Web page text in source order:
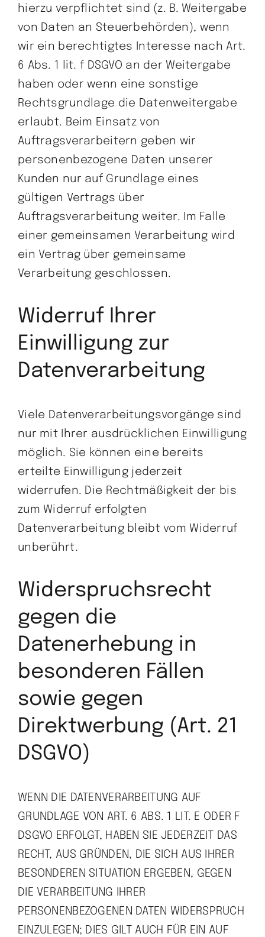
hierzu verpflichtet sind (z. B. Weitergabe
von Daten an Steuerbehörden), wenn
wir ein berechtigtes Interesse nach Art.
6 Abs. 1 lit. f DSGVO an der Weitergabe
haben oder wenn eine sonstige
Rechtsgrundlage die Datenweitergabe
erlaubt. Beim Einsatz von
Auftragsverarbeitern geben wir
personenbezogene Daten unserer
Kunden nur auf Grundlage eines
gültigen Vertrags über
Auftragsverarbeitung weiter. Im Falle
einer gemeinsamen Verarbeitung wird
ein Vertrag über gemeinsame
Verarbeitung geschlossen.
Widerruf Ihrer
Einwilligung zur
Datenverarbeitung
Viele Datenverarbeitungsvorgänge sind
nur mit Ihrer ausdrücklichen Einwilligung
möglich. Sie können eine bereits
erteilte Einwilligung jederzeit
widerrufen. Die Rechtmäßigkeit der bis
zum Widerruf erfolgten
Datenverarbeitung bleibt vom Widerruf
unberührt.
Widerspruchsrecht
gegen die
Datenerhebung in
besonderen Fällen
sowie gegen
Direktwerbung (Art. 21
DSGVO)
WENN DIE DATENVERARBEITUNG AUF
GRUNDLAGE VON ART. 6 ABS. 1 LIT. E ODER F
DSGVO ERFOLGT, HABEN SIE JEDERZEIT DAS
RECHT, AUS GRÜNDEN, DIE SICH AUS IHRER
BESONDEREN SITUATION ERGEBEN, GEGEN
DIE VERARBEITUNG IHRER
PERSONENBEZOGENEN DATEN WIDERSPRUCH
EINZULEGEN; DIES GILT AUCH FÜR EIN AUF